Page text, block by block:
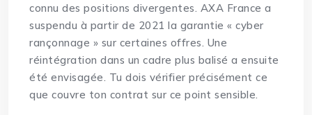
connu des positions divergentes. AXA France a
suspendu à partir de 2021 la garantie « cyber
rançonnage » sur certaines offres. Une
réintégration dans un cadre plus balisé a ensuite
été envisagée. Tu dois vérifier précisément ce
que couvre ton contrat sur ce point sensible.